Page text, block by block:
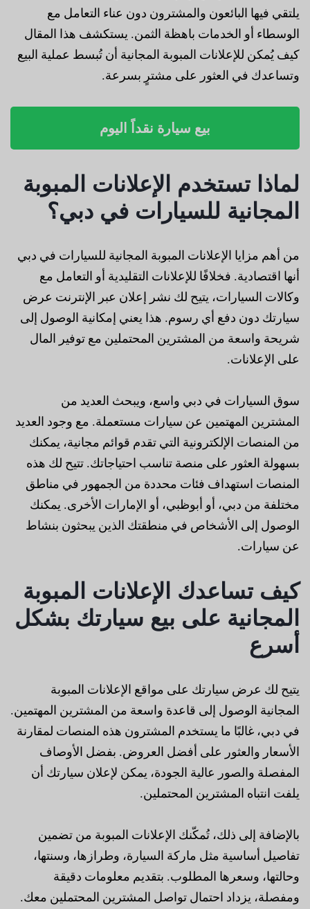
يلتقي فيها البائعون والمشترون دون عناء التعامل مع
الوسطاء أو الخدمات باهظة الثمن. يستكشف هذا المقال
كيف يُمكن للإعلانات المبوبة المجانية أن تُبسط عملية البيع
وتساعدك في العثور على مشترٍ بسرعة.
بيع سيارة نقداً اليوم
لماذا تستخدم الإعلانات المبوبة
المجانية للسيارات في دبي؟
من أهم مزايا الإعلانات المبوبة المجانية للسيارات في دبي
أنها اقتصادية. فخلافًا للإعلانات التقليدية أو التعامل مع
وكالات السيارات، يتيح لك نشر إعلان عبر الإنترنت عرض
سيارتك دون دفع أي رسوم. هذا يعني إمكانية الوصول إلى
شريحة واسعة من المشترين المحتملين مع توفير المال
على الإعلانات.
سوق السيارات في دبي واسع، ويبحث العديد من
المشترين المهتمين عن سيارات مستعملة. مع وجود العديد
من المنصات الإلكترونية التي تقدم قوائم مجانية، يمكنك
بسهولة العثور على منصة تناسب احتياجاتك. تتيح لك هذه
المنصات استهداف فئات محددة من الجمهور في مناطق
مختلفة من دبي، أو أبوظبي، أو الإمارات الأخرى. يمكنك
الوصول إلى الأشخاص في منطقتك الذين يبحثون بنشاط
عن سيارات.
كيف تساعدك الإعلانات المبوبة
المجانية على بيع سيارتك بشكل
أسرع
يتيح لك عرض سيارتك على مواقع الإعلانات المبوبة
المجانية الوصول إلى قاعدة واسعة من المشترين المهتمين.
في دبي، غالبًا ما يستخدم المشترون هذه المنصات لمقارنة
الأسعار والعثور على أفضل العروض. بفضل الأوصاف
المفصلة والصور عالية الجودة، يمكن لإعلان سيارتك أن
يلفت انتباه المشترين المحتملين.
بالإضافة إلى ذلك، تُمكّنك الإعلانات المبوبة من تضمين
تفاصيل أساسية مثل ماركة السيارة، وطرازها، وسنتها،
وحالتها، وسعرها المطلوب. بتقديم معلومات دقيقة
ومفصلة، ​​يزداد احتمال تواصل المشترين المحتملين معك.